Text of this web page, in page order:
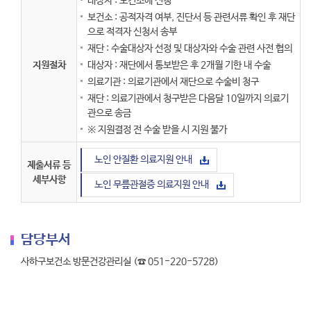
지원절차
보건소 : 공적자격 여부, 진단서 등 관련서류 확인 후 재단
으로 적격자 신청서 송부
재단 : 수술대상자 선정 및 대상자와 수술 관련 사전 협의
대상자 : 재단에서 통보받은 후 2개월 기한 내 수술
의료기관 : 의료기관에서 재단으로 수술비 청구
재단 : 의료기관에서 청구받은 다음달 10일까지 의료기
관으로 송금
※ 지원결정 전 수술 받을 시 지원 불가
제출서류 등
세부사항
노인 안질환 의료지원 안내
노인 무릎관절증 의료지원 안내
담당부서
사하구보건소 방문건강관리실 (☎ 051-220-5728)